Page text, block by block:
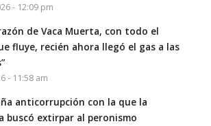
- 12:09 pm
de Vaca Muerta, con todo el
fluye, recién ahora llegó el gas a las
- 11:58 am
anticorrupción con la que la
buscó extirpar al peronismo